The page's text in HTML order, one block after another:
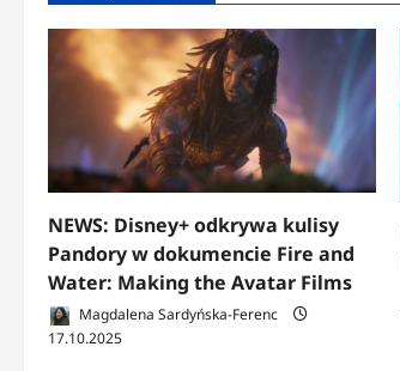
NEWS: Disney+ odkrywa kulisy
Pandory w dokumencie Fire and
Water: Making the Avatar Films
Magdalena Sardyńska-Ferenc
17.10.2025